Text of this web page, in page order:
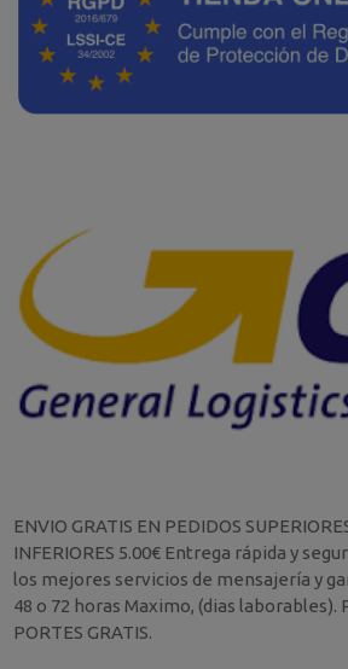
ENVIO GRATIS EN PEDIDOS
INFERIORES 5.00€ Entrega rápida y
los mejores servicios de mensajería y
48 o 72 horas Maximo, (dias laborables).
PORTES GRATIS.